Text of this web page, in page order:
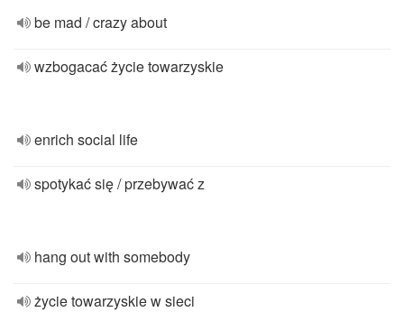
be mad / crazy about
wzbogacać życie towarzyskie
enrich social life
spotykać się / przebywać z
hang out with somebody
życie towarzyskie w sieci